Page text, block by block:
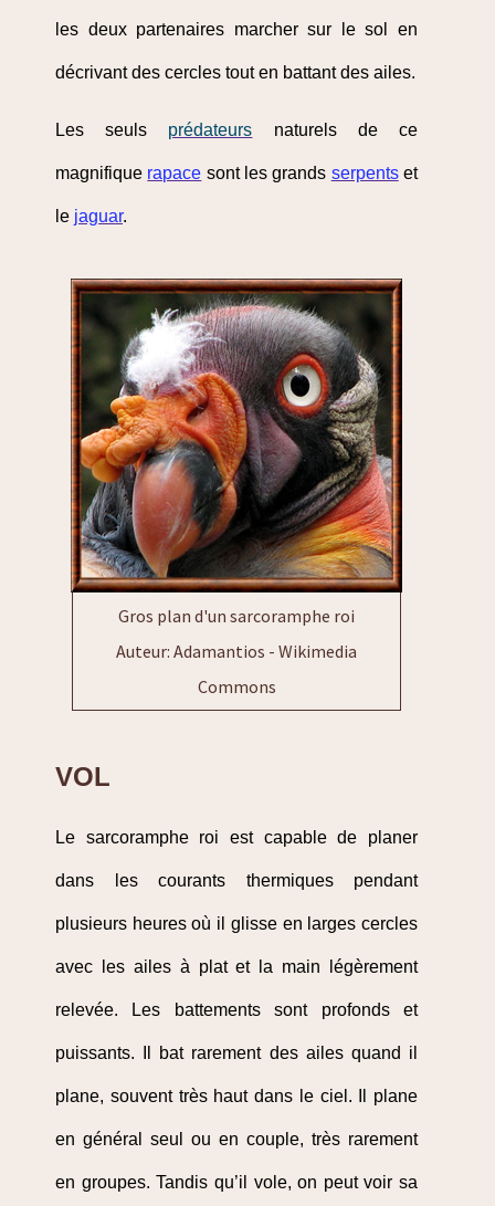
les deux partenaires marcher sur le sol en
décrivant des cercles tout en battant des ailes.
Les seuls prédateurs naturels de ce
magnifique rapace sont les grands serpentset
le jaguar.
Gros plan d'un sarcoramphe roi
Auteur: Adamantios - Wikimedia
Commons
VOL
Le sarcoramphe roi est capable de planer
dans les courants thermiques pendant
plusieurs heures où il glisse en larges cercles
avec les ailes à plat et la main légèrement
relevée. Les battements sont profonds et
puissants. Il bat rarement des ailes quand il
plane, souvent très haut dans le ciel. Il plane
en général seul ou en couple, très rarement
en groupes. Tandis qu’il vole, on peut voir sa